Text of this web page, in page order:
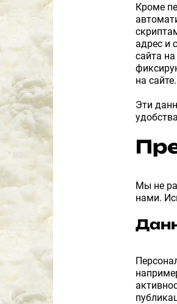
Кроме
адрес и
сайта
на сайте.
Эти
Мы не
нами.